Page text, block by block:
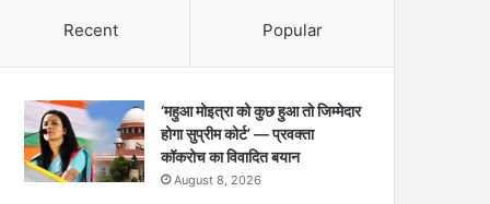
Recent Popular
‘महुआ मोइत्रा को कुछ हुआ तो जिम्मेदार
होगा सुप्रीम कोर्ट’ — प्रवक्ता
कॉकरोच का विवादित बयान
August 8, 2026